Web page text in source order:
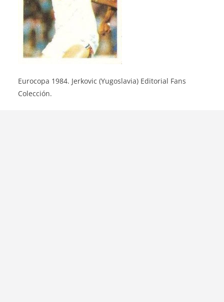
Eurocopa 1984. Jerkovic (Yugoslavia) Editorial Fans
Colección.